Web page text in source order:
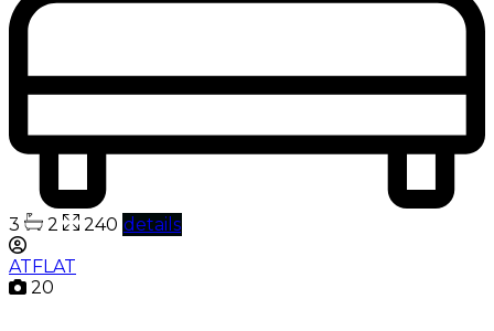
3 2 240 details
ATFLAT
20